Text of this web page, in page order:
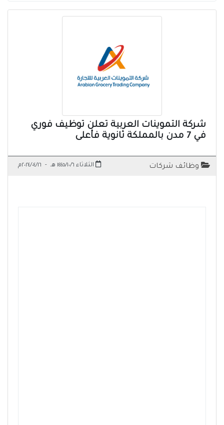
شركة التموينات العربية تعلن توظيف فوري
في 7 مدن بالمملكة ثانوية فأعلى
وظائف شركات الثلاثاء ١٤٤٥/١٠/٦ هـ - ٢٠٢٤/٠٤/١٦م